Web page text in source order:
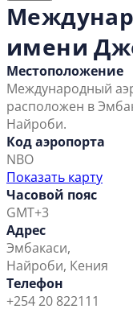
имени
Местоположение
Международный
расположен в
Найроби.
Код аэропорта
NBO
Показать карту
Часовой пояс
GMT+3
Адрес
Эмбакаси,
Найроби, Кения
Телефон
+254 20 822111